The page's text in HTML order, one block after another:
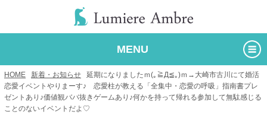
MENU
HOME 新着・お知らせ
延期になりましたｍ(｡≧Д≦｡)ｍ→大崎市古川にて婚活
恋愛イベントやりまーす♪ 恋愛柱が教える「全集中・恋愛の呼吸」指南書プレ
ゼントあり♪価値観ババ抜きゲームあり♪何かを持って帰れる参加して無駄感じる
ことのないイベントだよ♡